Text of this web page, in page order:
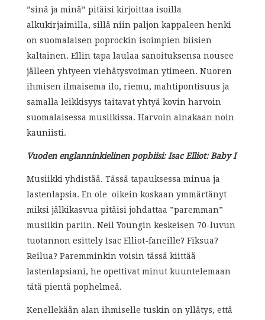
”sinä ja minä” pitäisi kirjoittaa isoilla
alkukirjaimilla, sillä niin paljon kappaleen henki
on suomalaisen poprockin isoimpien biisien
kaltainen. Ellin tapa laulaa sanoituksensa nousee
jälleen yhtyeen viehätysvoiman ytimeen. Nuoren
ihmisen ilmaisema ilo, riemu, mahtipontisuus ja
samalla leikkisyys taitavat yhtyä kovin harvoin
suomalaisessa musiikissa. Harvoin ainakaan noin
kauniisti.
Vuoden englanninkielinen popbiisi: Isac Elliot: Baby I
Musiikki yhdistää. Tässä tapauksessa minua ja
lastenlapsia. En ole oikein koskaan ymmärtänyt
miksi jälkikasvua pitäisi johdattaa ”paremman”
musiikin pariin. Neil Youngin keskeisen 70-luvun
tuotannon esittely Isac Elliot-faneille? Fiksua?
Reilua? Paremminkin voisin tässä kiittää
lastenlapsiani, he opettivat minut kuuntelemaan
tätä pientä pophelmeä.
Kenellekään alan ihmiselle tuskin on yllätys, että